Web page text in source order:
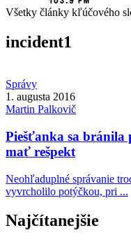
Všetky články kľúčového
incident1
Správy
1. augusta 2016
Martin Palkovič
Piešťanka sa bránila
mať rešpekt
Neohľaduplné správanie
vyvrcholilo potýčkou, pri ...
Najčítanejšie